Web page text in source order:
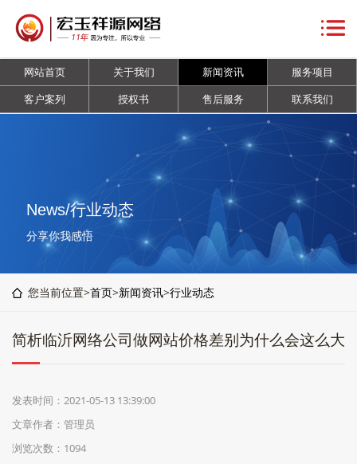
站
首
关
于
新
列
书
后
联
网站首页 关于我们 新闻资讯
服务项目
客户案列
授权书 售后服务 联系我们
News/行业动态
分享你我感悟
您当前位置>首页>新闻资讯>行业动态
简析临沂网络公司做网站价格差别为什么会这么大
发表时间：2021-05-13 13:39:00
文章作者：管理员
浏览次数：1094